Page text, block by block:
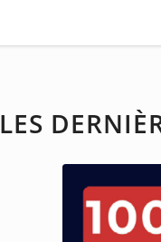
LES